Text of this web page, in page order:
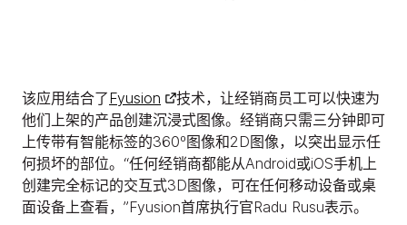
该应用结合了Fyusion
技术，让经销商员工可以快速为
他们上架的产品创建沉浸式图像。经销商只需三分钟即可
上传带有智能标签的360º图像和2D图像，以突出显示任
何损坏的部位。“任何经销商都能从Android或iOS手机上
创建完全标记的交互式3D图像，可在任何移动设备或桌
面设备上查看，”Fyusion首席执行官Radu Rusu表示。